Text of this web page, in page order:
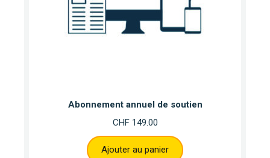
Abonnement annuel de soutien
CHF149.00
Ajouter au panier